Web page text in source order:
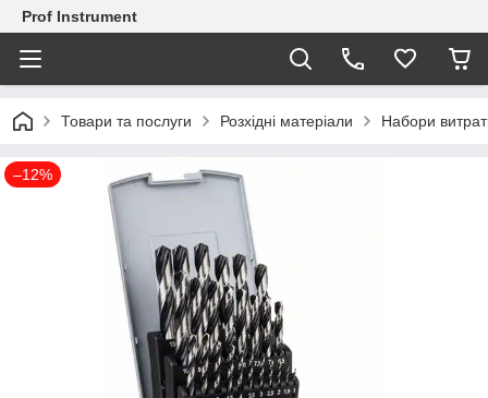
Prof Instrument
Товари та послуги Розхідні матеріали Набори
–12%